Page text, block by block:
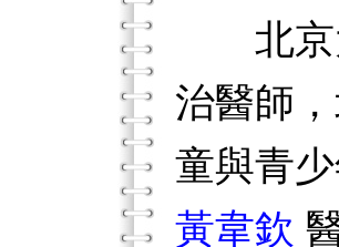
北京大
治醫師
童與青
黃韋欽